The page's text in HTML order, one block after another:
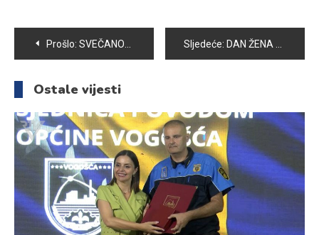
Navigacija
članaka
Prošlo: SVEČANOM SJEDNICOM OBILJEŽEN 1. MART MEĐUNARODNI DAN CIVILNE ZAŠTITE Sljedeće: DAN ŽENA SVEČANO OBILJEŽEN U VOGOŠĆI
Ostale vijesti